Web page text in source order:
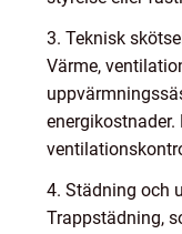
3. Teknisk
Värme,
4. Städning och
Trappstädning,